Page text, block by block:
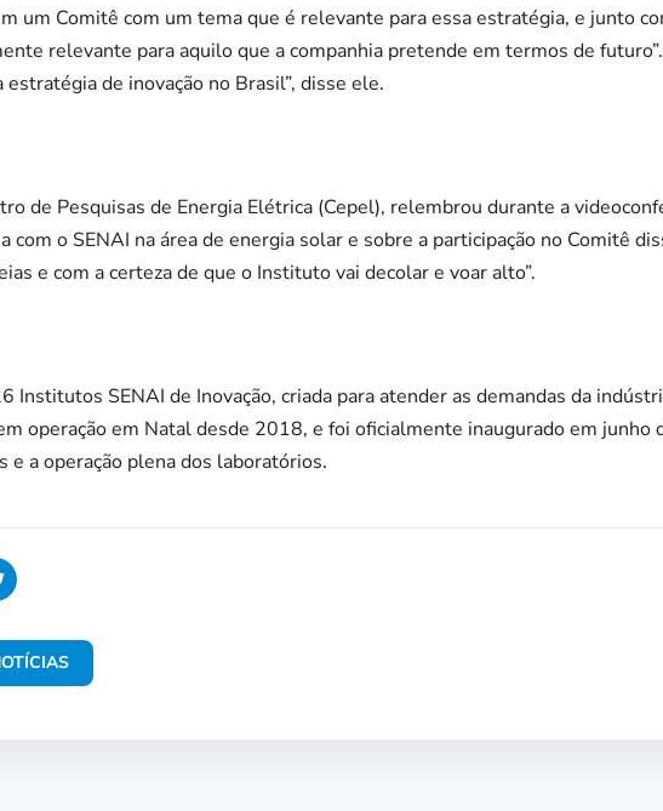
um Comitê com um tema que é relevante para essa estratégia, e junto
relevante para aquilo que a companhia pretende em termos de futuro”.
de inovação no Brasil”, disse ele.
de Pesquisas de Energia Elétrica (Cepel), relembrou durante a
com o SENAI na área de energia solar e sobre a participação no Comitê
e com a certeza de que o Instituto vai decolar e voar alto”.
Institutos SENAI de Inovação, criada para atender as demandas da
operação em Natal desde 2018, e foi oficialmente inaugurado em junho
e a operação plena dos laboratórios.